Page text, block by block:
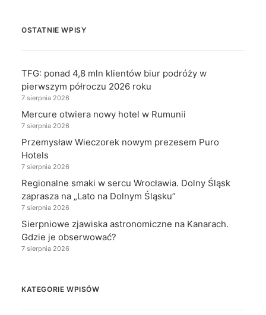
OSTATNIE WPISY
TFG: ponad 4,8 mln klientów biur podróży w
pierwszym półroczu 2026 roku
7 sierpnia 2026
Mercure otwiera nowy hotel w Rumunii
7 sierpnia 2026
Przemysław Wieczorek nowym prezesem Puro
Hotels
7 sierpnia 2026
Regionalne smaki w sercu Wrocławia. Dolny Śląsk
zaprasza na „Lato na Dolnym Śląsku”
7 sierpnia 2026
Sierpniowe zjawiska astronomiczne na Kanarach.
Gdzie je obserwować?
7 sierpnia 2026
KATEGORIE WPISÓW